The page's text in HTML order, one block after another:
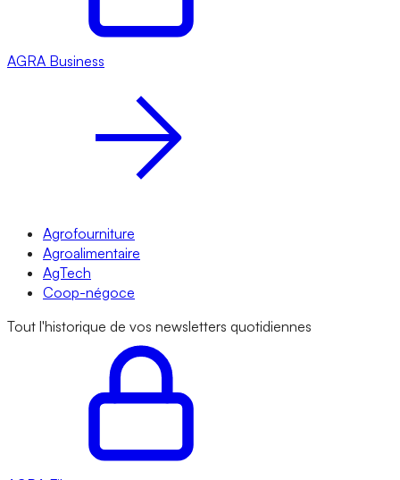
AGRA Business
Agrofourniture
Agroalimentaire
AgTech
Coop-négoce
Tout l'historique de vos newsletters quotidiennes